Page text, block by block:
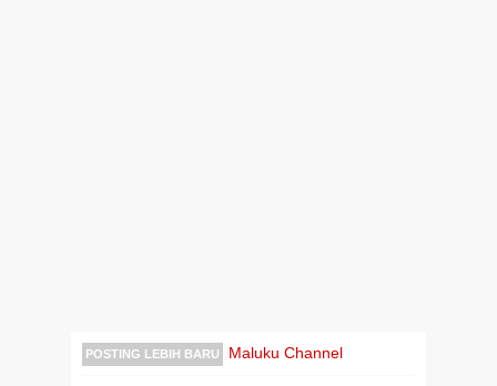
POSTING LEBIH BARU Maluku Channel